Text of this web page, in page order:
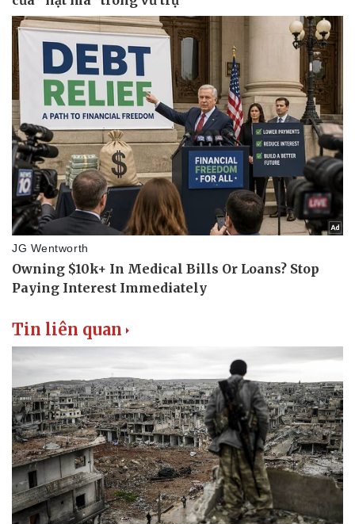
Pháp luật
Vụ án
Tin nóng
Tư vấn luật
Quân sự - Quốc phòng
Vũ khí
Việt Nam
Phân tích
Tin liên quan